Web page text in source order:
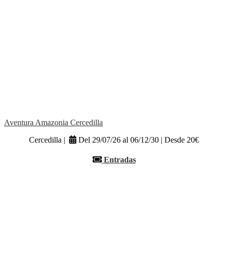
Aventura Amazonia Cercedilla
Cercedilla |
Del 29/07/26 al 06/12/30 | Desde 20€
Entradas